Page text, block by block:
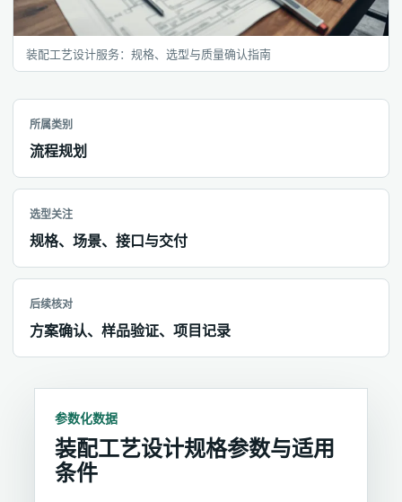
装配工艺设计服务：规格、选型与质量确认指南
所属类别
流程规划
选型关注
规格、场景、接口与交付
后续核对
方案确认、样品验证、项目记录
参数化数据
装配工艺设计规格参数与适用
条件